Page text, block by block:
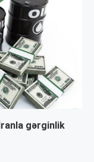
gərginlik